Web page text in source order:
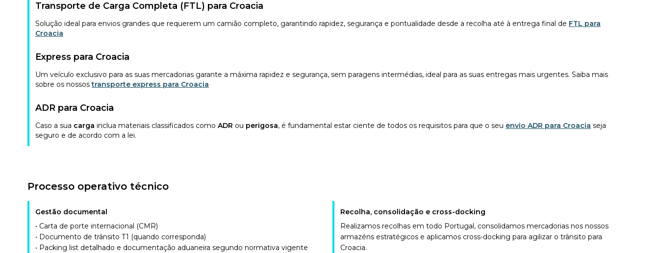
Transporte de Carga Completa (FTL) para Croacia
Solução ideal para envios grandes que requerem um camião completo, garantindo rapidez, segurança e pontualidade desde a recolha até à entrega final de FTL para
Croacia
Express para Croacia
Um veículo exclusivo para as suas mercadorias garante a máxima rapidez e segurança, sem paragens intermédias, ideal para as suas entregas mais urgentes. Saiba mais
sobre os nossos transporte express para Croacia
ADR para Croacia
Caso a sua carga inclua materiais classificados como ADR ou perigosa, é fundamental estar ciente de todos os requisitos para que o seu envio ADR para Croacia seja
seguro e de acordo com a lei.
Processo operativo técnico
Gestão documental
• Carta de porte internacional (CMR)
• Documento de trânsito T1 (quando corresponda)
• Packing list detalhado e documentação aduaneira segundo normativa vigente
Recolha, consolidação e cross-docking
Realizamos recolhas em todo Portugal, consolidamos mercadorias nos nossos
armazéns estratégicos e aplicamos cross-docking para agilizar o trânsito para
Croacia.